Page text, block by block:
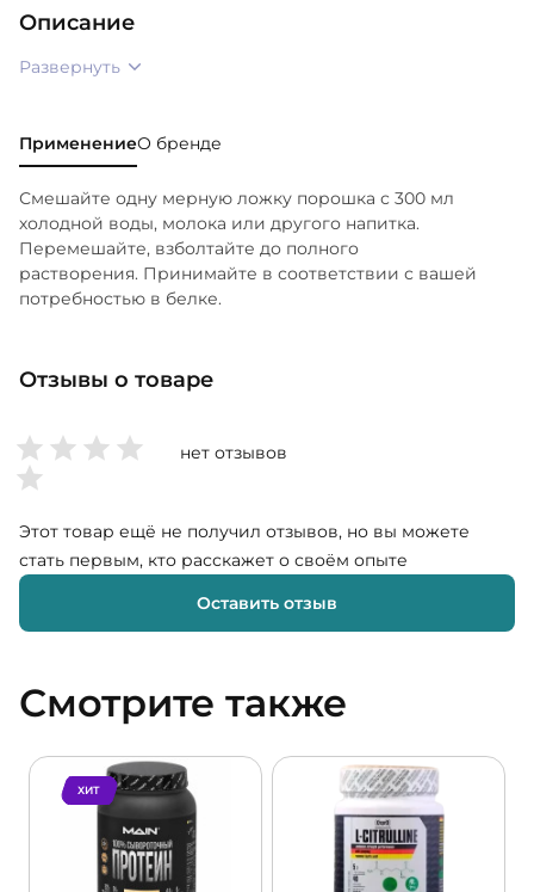
Описание
Развернуть
ПрименениеО бренде
Смешайте одну мерную ложку порошка с 300 мл
холодной воды, молока или другого напитка.
Перемешайте, взболтайте до полного
растворения. Принимайте в соответствии с вашей
потребностью в белке.
Отзывы о товаре
нет отзывов
Этот товар ещё не получил отзывов, но вы можете
стать первым, кто расскажет о своём опыте
Оставить отзыв
Смотрите также
ХИТ